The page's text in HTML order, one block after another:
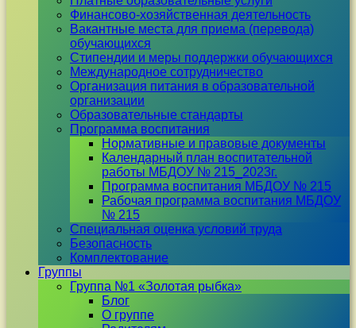
Финансово-хозяйственная деятельность
Вакантные места для приема (перевода)
обучающихся
Стипендии и меры поддержки обучающихся
Международное сотрудничество
Организация питания в образовательной
организации
Образовательные стандарты
Программа воспитания
Нормативные и правовые документы
Календарный план воспитательной
работы МБДОУ № 215_2023г.
Программа воспитания МБДОУ № 215
Рабочая программа воспитания МБДОУ
№ 215
Специальная оценка условий труда
Безопасность
Комплектование
Группы
Группа №1 «Золотая рыбка»
Блог
О группе